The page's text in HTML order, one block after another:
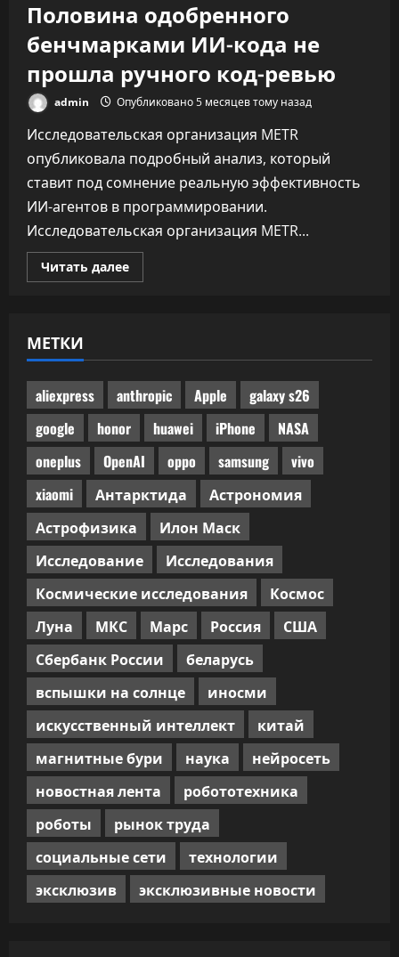
Половина одобренного
бенчмарками ИИ-кода не
прошла ручного код-ревью
admin Опубликовано 5 месяцев тому назад
Исследовательская организация METR
опубликовала подробный анализ, который
ставит под сомнение реальную эффективность
ИИ-агентов в программировании.
Исследовательская организация METR...
Читать далееПрочитать
больше
не
прошла
ручного
код-
ревью
МЕТКИ
aliexpress anthropic Apple
galaxy s26
google
honor huawei iPhone
NASA
oneplus
OpenAI oppo samsung
vivo
xiaomi
Антарктида
Астрономия
Астрофизика
Илон Маск
Исследование
Исследования
Космические исследования
Космос
Луна
МКС Марс Россия
США
Сбербанк России
беларусь
вспышки на солнце
иносми
искусственный интеллект
китай
магнитные бури
наука
нейросеть
новостная лента
робототехника
роботы
рынок труда
социальные сети
технологии
эксклюзив
эксклюзивные новости